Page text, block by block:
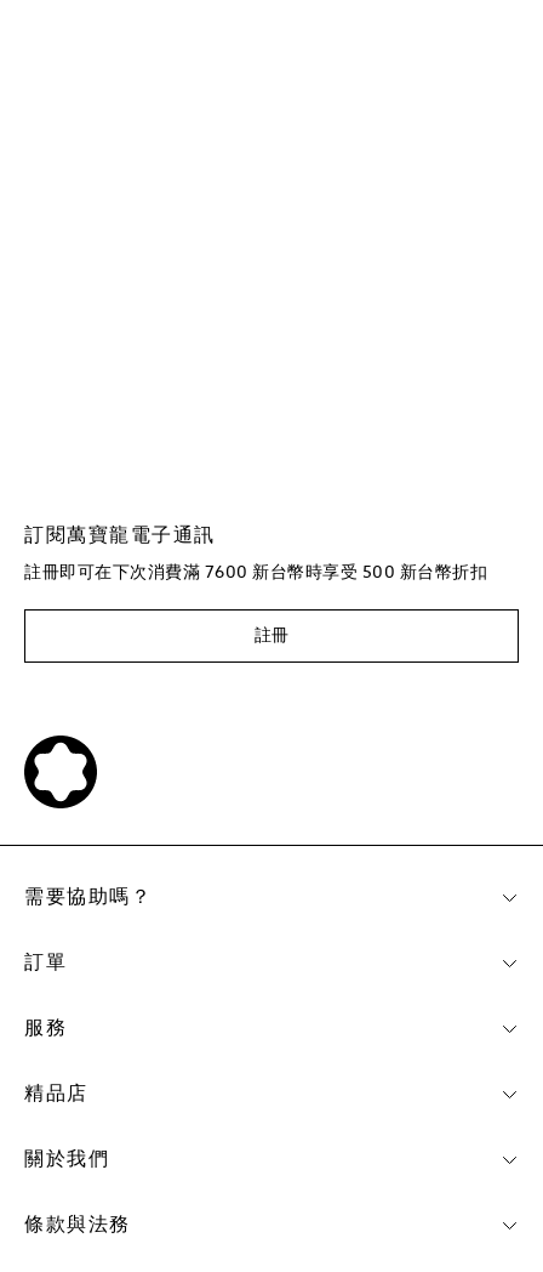
訂閱萬寶龍電子通訊
註冊即可在下次消費滿 7600 新台幣時享受 500 新台幣折扣
註冊
需要協助嗎？
訂單
服務
精品店
關於我們
條款與法務